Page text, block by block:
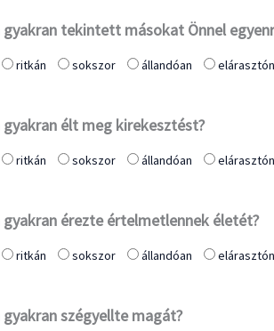
gyakran tekintett másokat Önnel
ritkán sokszor állandóan elárasztón
gyakran élt meg kirekesztést?
ritkán sokszor állandóan elárasztón
gyakran érezte értelmetlennek életét?
ritkán sokszor állandóan elárasztón
gyakran szégyellte magát?